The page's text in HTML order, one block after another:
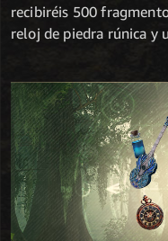
recibiréis 500
reloj de piedra rúnica y